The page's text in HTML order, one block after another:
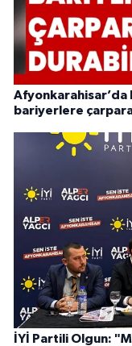
Afyonkarahisar’da
bariyerlere
İYİ Partili Olgun: